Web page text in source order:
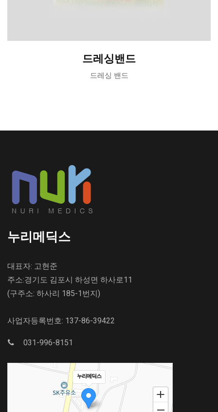
드레싱밴드
드레싱 밴드
누리메딕스
대표자: 고현준
주소:경기도 김포시 하성면 하사로11
(구주소: 하사리 185-1번지)
사업자등록번호: 137-86-39422
031-996-8151
누리메딕스